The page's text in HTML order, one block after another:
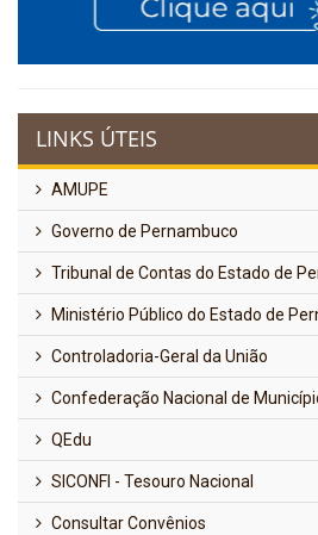
LINKS ÚTEIS
AMUPE
Governo de Pernambuco
Tribunal de Contas do Estado de
Ministério Público do Estado de
Controladoria-Geral da União
Confederação Nacional de
QEdu
SICONFI - Tesouro Nacional
Consultar Convênios